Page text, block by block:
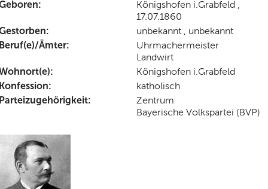
Königshofen i.Grabfeld ,
17.07.1860
unbekannt , unbekannt
Ämter:
Uhrmachermeister
Landwirt
Königshofen i.Grabfeld
katholisch
Zentrum
Bayerische Volkspartei (BVP)